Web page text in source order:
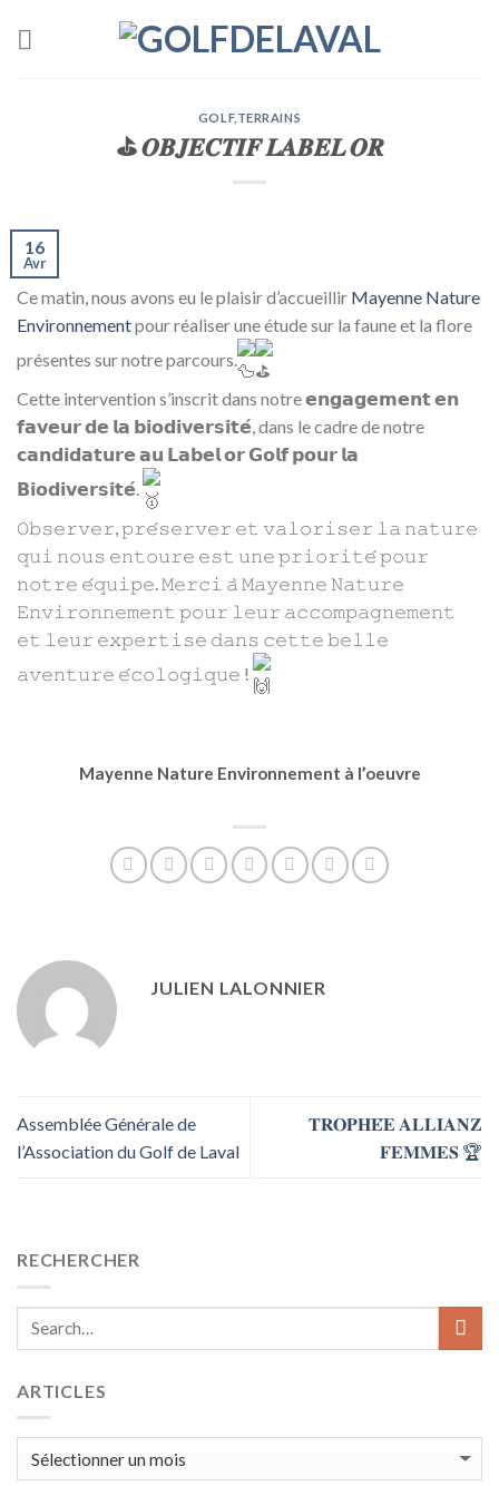
RECHERCHER
ARTICLES
GOLF, TERRAINS
⛳ 𝑶𝑩𝑱𝑬𝑪𝑻𝑰𝑭 𝑳𝑨𝑩𝑬𝑳 𝑶𝑹
16
Avr
Ce matin, nous avons eu le plaisir d’accueillir Mayenne Nature
Environnementpour réaliser une étude sur la faune et la flore
présentes sur notre parcours.
Cette intervention s’inscrit dans notre 𝗲𝗻𝗴𝗮𝗴𝗲𝗺𝗲𝗻𝘁 𝗲𝗻
𝗳𝗮𝘃𝗲𝘂𝗿 𝗱𝗲 𝗹𝗮 𝗯𝗶𝗼𝗱𝗶𝘃𝗲𝗿𝘀𝗶𝘁𝗲́, dans le cadre de notre
𝗰𝗮𝗻𝗱𝗶𝗱𝗮𝘁𝘂𝗿𝗲 𝗮𝘂 𝗟𝗮𝗯𝗲𝗹 𝗼𝗿 𝗚𝗼𝗹𝗳 𝗽𝗼𝘂𝗿 𝗹𝗮
𝗕𝗶𝗼𝗱𝗶𝘃𝗲𝗿𝘀𝗶𝘁𝗲́.
𝙾𝚋𝚜𝚎𝚛𝚟𝚎𝚛, 𝚙𝚛𝚎́𝚜𝚎𝚛𝚟𝚎𝚛 𝚎𝚝 𝚟𝚊𝚕𝚘𝚛𝚒𝚜𝚎𝚛 𝚕𝚊 𝚗𝚊𝚝𝚞𝚛𝚎
𝚚𝚞𝚒 𝚗𝚘𝚞𝚜 𝚎𝚗𝚝𝚘𝚞𝚛𝚎 𝚎𝚜𝚝 𝚞𝚗𝚎 𝚙𝚛𝚒𝚘𝚛𝚒𝚝𝚎́ 𝚙𝚘𝚞𝚛
𝚗𝚘𝚝𝚛𝚎 𝚎́𝚚𝚞𝚒𝚙𝚎. 𝙼𝚎𝚛𝚌𝚒 𝚊̀ 𝙼𝚊𝚢𝚎𝚗𝚗𝚎 𝙽𝚊𝚝𝚞𝚛𝚎
𝙴𝚗𝚟𝚒𝚛𝚘𝚗𝚗𝚎𝚖𝚎𝚗𝚝 𝚙𝚘𝚞𝚛 𝚕𝚎𝚞𝚛 𝚊𝚌𝚌𝚘𝚖𝚙𝚊𝚐𝚗𝚎𝚖𝚎𝚗𝚝
𝚎𝚝 𝚕𝚎𝚞𝚛 𝚎𝚡𝚙𝚎𝚛𝚝𝚒𝚜𝚎 𝚍𝚊𝚗𝚜 𝚌𝚎𝚝𝚝𝚎 𝚋𝚎𝚕𝚕𝚎
𝚊𝚟𝚎𝚗𝚝𝚞𝚛𝚎 𝚎́𝚌𝚘𝚕𝚘𝚐𝚒𝚚𝚞𝚎 !
Mayenne Nature Environnement à l’oeuvre
JULIEN LALONNIER
Assemblée Générale de
l’Association du Golf de Laval
𝐓𝐑𝐎𝐏𝐇𝐄́𝐄 𝐀𝐋𝐋𝐈𝐀𝐍𝐙
𝐅𝐄𝐌𝐌𝐄𝐒 🏆